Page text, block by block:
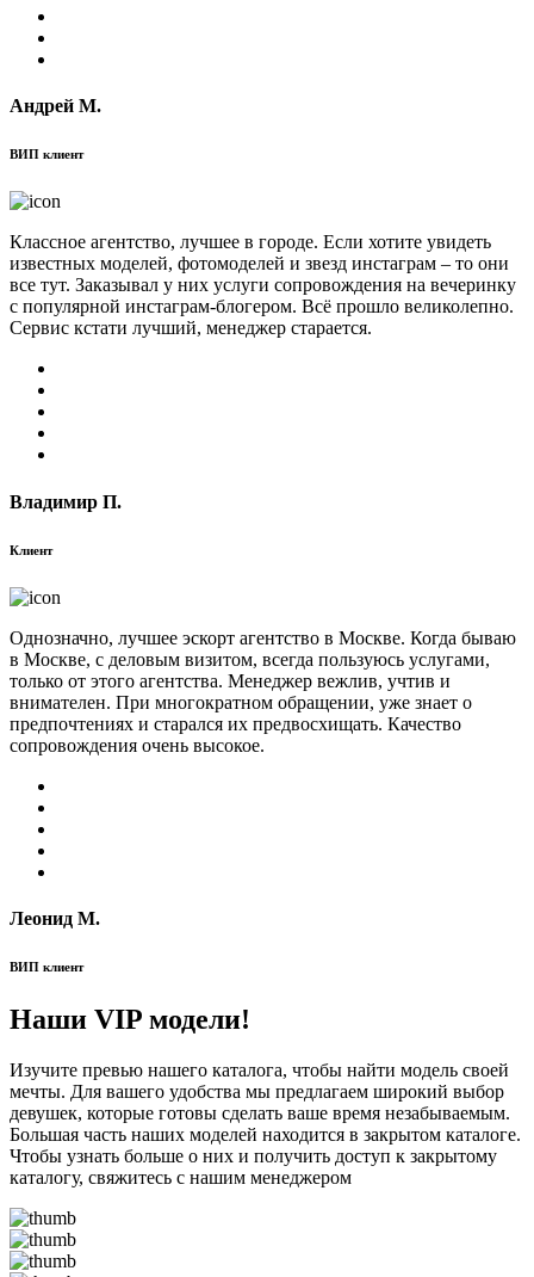
Андрей М.
ВИП клиент
Классное агентство, лучшее в городе. Если хотите увидеть
известных моделей, фотомоделей и звезд инстаграм – то они
все тут. Заказывал у них услуги сопровождения на вечеринку
с популярной инстаграм-блогером. Всё прошло великолепно.
Сервис кстати лучший, менеджер старается.
Владимир П.
Клиент
Однозначно, лучшее эскорт агентство в Москве. Когда бываю
в Москве, с деловым визитом, всегда пользуюсь услугами,
только от этого агентства. Менеджер вежлив, учтив и
внимателен. При многократном обращении, уже знает о
предпочтениях и старался их предвосхищать. Качество
сопровождения очень высокое.
Леонид М.
ВИП клиент
Наши VIP модели!
Изучите превью нашего каталога, чтобы найти модель своей
мечты. Для вашего удобства мы предлагаем широкий выбор
девушек, которые готовы сделать ваше время незабываемым.
Большая часть наших моделей находится в закрытом каталоге.
Чтобы узнать больше о них и получить доступ к закрытому
каталогу, свяжитесь с нашим менеджером